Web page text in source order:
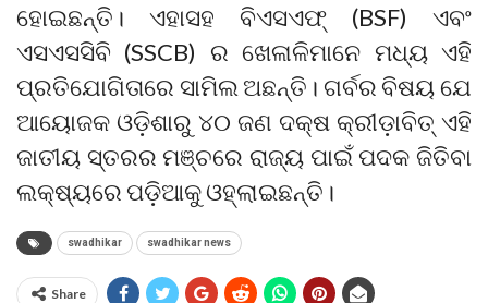
ହୋଇଛନ୍ତି। ଏହାସହ ବିଏସଏଫ୍ (BSF) ଏବଂ
ଏସଏସସିବି (SSCB) ର ଖେଳାଳିମାନେ ମଧ୍ୟ ଏହି
ପ୍ରତିଯୋଗିତାରେ ସାମିଲ ଅଛନ୍ତି। ଗର୍ବର ବିଷୟ ଯେ
ଆୟୋଜକ ଓଡ଼ିଶାରୁ ୪୦ ଜଣ ଦକ୍ଷ କ୍ରୀଡ଼ାବିତ୍ ଏହି
ଜାତୀୟ ସ୍ତରର ମଞ୍ଚରେ ରାଜ୍ୟ ପାଇଁ ପଦକ ଜିତିବା
ଲକ୍ଷ୍ୟରେ ପଡ଼ିଆକୁ ଓହ୍ଲାଇଛନ୍ତି।
swadhikar swadhikar news
Share